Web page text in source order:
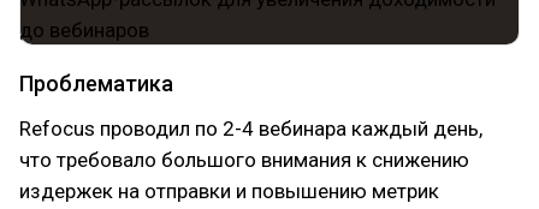
Проблематика
Refocus проводил по 2-4 вебинара каждый день,
что требовало большого внимания к снижению
издержек на отправки и повышению метрик